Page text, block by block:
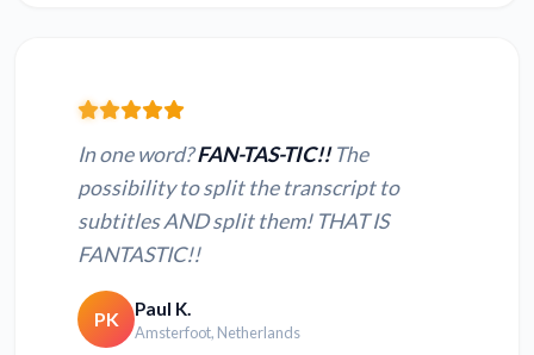
In one word?FAN-TAS-TIC!!The
possibility to split the transcript to
subtitles AND split them! THAT IS
FANTASTIC!!
PK Paul K.
Amsterfoot, Netherlands